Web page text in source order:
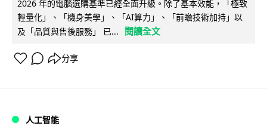
2026 年的電腦選購基準已經全面升級。除了基本效能，「極致
輕量化」、「機身美學」、「AI算力」、「前瞻技術加持」以
及「品質與售後服務」 已...
閱讀全文
分享
人工智能